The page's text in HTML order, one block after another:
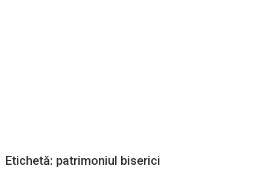
Etichetă: patrimoniul biserici